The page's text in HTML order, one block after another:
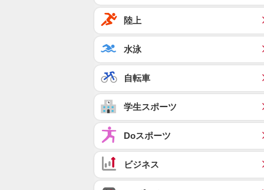
陸上
水泳
自転車
学生スポーツ
Doスポーツ
ビジネス